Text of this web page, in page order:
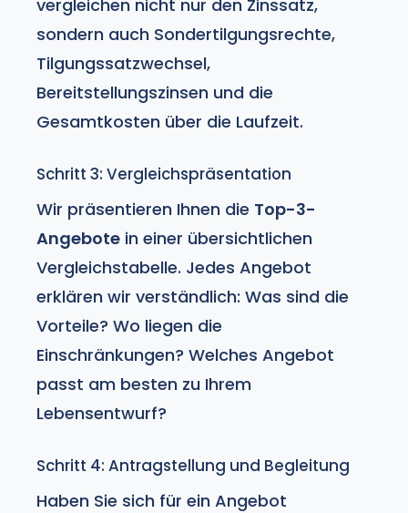
vergleichen nicht nur den Zinssatz,
sondern auch Sondertilgungsrechte,
Tilgungssatzwechsel,
Bereitstellungszinsen und die
Gesamtkosten über die Laufzeit.
Schritt 3: Vergleichspräsentation
Wir präsentieren Ihnen die Top-3-
Angebote in einer übersichtlichen
Vergleichstabelle. Jedes Angebot
erklären wir verständlich: Was sind die
Vorteile? Wo liegen die
Einschränkungen? Welches Angebot
passt am besten zu Ihrem
Lebensentwurf?
Schritt 4: Antragstellung und Begleitung
Haben Sie sich für ein Angebot